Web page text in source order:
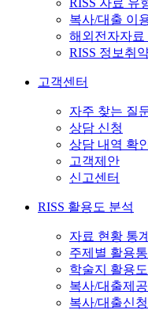
RISS 자료 유
복사/대출 이
해외전자자료
RISS 정보취
고객센터
자주 찾는 질
상담 신청
상담 내역 확
고객제안
신고센터
RISS 활용도 분석
자료 현황 통계
주제별 활용
학술지 활용
복사/대출제
복사/대출신